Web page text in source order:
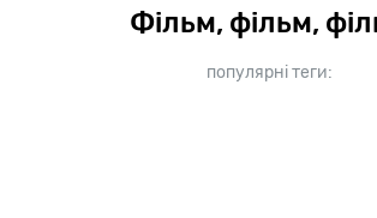
Фільм, фільм,
популярні теги: